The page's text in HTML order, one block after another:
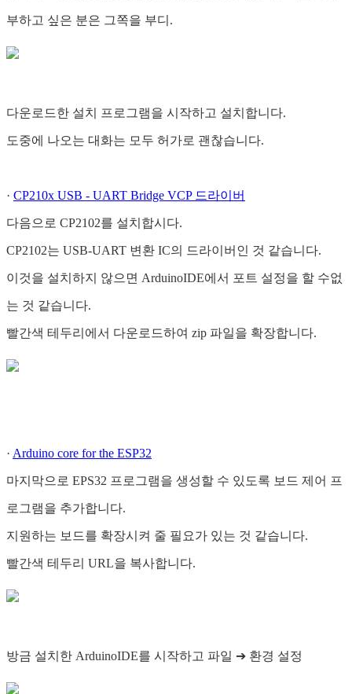
부하고 싶은 분은 그쪽을 부디.
다운로드한 설치 프로그램을 시작하고 설치합니다.
도중에 나오는 대화는 모두 허가로 괜찮습니다.
· CP210x USB - UART Bridge VCP 드라이버
다음으로 CP2102를 설치합시다.
CP2102는 USB-UART 변환 IC의 드라이버인 것 같습니다.
이것을 설치하지 않으면 ArduinoIDE에서 포트 설정을 할 수없
는 것 같습니다.
빨간색 테두리에서 다운로드하여 zip 파일을 확장합니다.
· Arduino core for the ESP32
마지막으로 EPS32 프로그램을 생성할 수 있도록 보드 제어 프
로그램을 추가합니다.
지원하는 보드를 확장시켜 줄 필요가 있는 것 같습니다.
빨간색 테두리 URL을 복사합니다.
방금 설치한 ArduinoIDE를 시작하고 파일 ➔ 환경 설정